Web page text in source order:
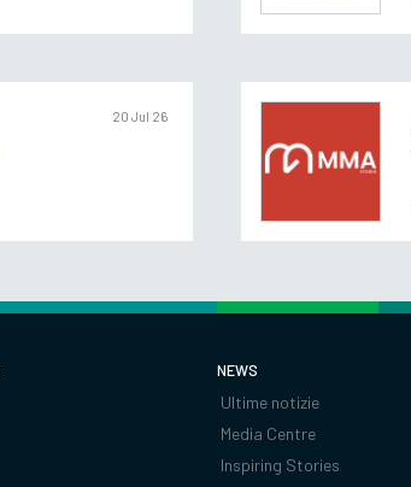
20 Jul 26
NEWS
Ultime notizie
Media Centre
Inspiring Stories